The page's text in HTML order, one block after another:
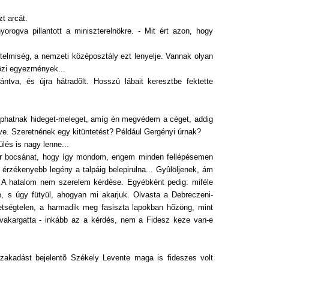
arcát.
pillantott a miniszterelnökre. - Mit ért azon, hogy
a nemzeti középosztály ezt lenyelje. Vannak olyan
egyezmények...
és újra hátradõlt. Hosszú lábait keresztbe fektette
hideget-meleget, amíg én megvédem a céget, addig
Szeretnének egy kitüntetést? Például Gergényi úrnak?
is nagy lenne...
hogy így mondom, engem minden fellépésemen
legény a talpáig belepirulna... Gyûlöljenek, ám
nem szerelem kérdése. Egyébként pedig: miféle
s úgy fütyül, ahogyan mi akarjuk. Olvasta a Debreczeni-
a harmadik meg fasiszta lapokban hõzöng, mint
- inkább az a kérdés, nem a Fidesz keze van-e
bejelentõ Székely Levente maga is fideszes volt